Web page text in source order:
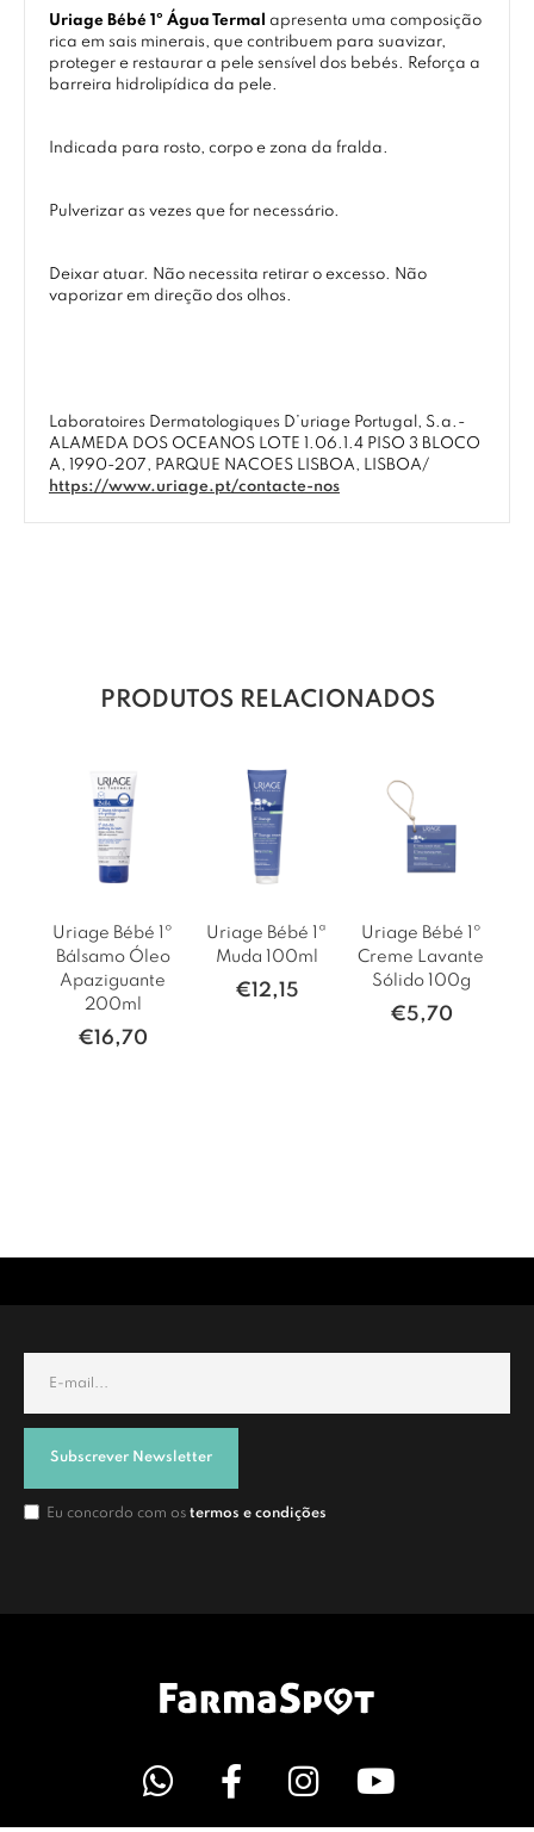
Uriage Bébé 1º Água Termal apresenta uma composição
rica em sais minerais, que contribuem para suavizar,
proteger e restaurar a pele sensível dos bebés. Reforça a
barreira hidrolipídica da pele.
Indicada para rosto, corpo e zona da fralda.
Pulverizar as vezes que for necessário.
Deixar atuar. Não necessita retirar o excesso. Não
vaporizar em direção dos olhos.
Laboratoires Dermatologiques D’uriage Portugal, S.a.-
ALAMEDA DOS OCEANOS LOTE 1.06.1.4 PISO 3 BLOCO
A, 1990-207, PARQUE NACOES LISBOA, LISBOA/
https://www.uriage.pt/contacte-nos
PRODUTOS RELACIONADOS
Uriage Bébé 1º
Bálsamo Óleo
Apaziguante
200ml
€16,70
Uriage Bébé 1ª
Muda 100ml
€12,15
Uriage Bébé 1º
Creme Lavante
Sólido 100g
€5,70
Subscrever Newsletter
Eu concordo com os termos e condições